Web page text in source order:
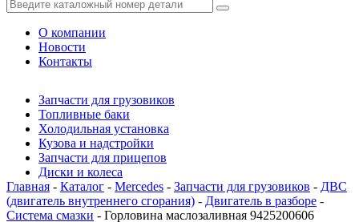
О компании
Новости
Контакты
Запчасти для грузовиков
Топливные баки
Холодильная установка
Кузова и надстройки
Запчасти для прицепов
Диски и колеса
Главная - Каталог - Mercedes - Запчасти для грузовиков - ДВС
(двигатель внутреннего сгорания) - Двигатель в разборе -
Система смазки - Горловина маслозаливная 9425200606